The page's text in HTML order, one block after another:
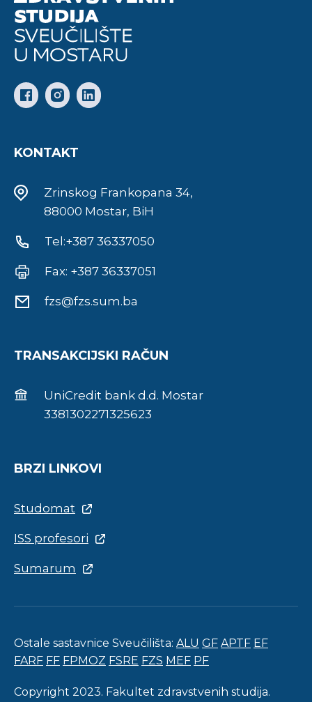
KONTAKT
Zrinskog Frankopana 34,
88000 Mostar, BiH
Tel:+387 36337050
Fax: +387 36337051
fzs@fzs.sum.ba
TRANSAKCIJSKI RAČUN
UniCredit bank d.d. Mostar
3381302271325623
BRZI LINKOVI
Studomat
ISS profesori
Sumarum
Ostale sastavnice Sveučilišta: ALU GF APTF EF
FARF FF FPMOZ FSRE FZS MEF PF
Copyright 2023. Fakultet zdravstvenih studija.